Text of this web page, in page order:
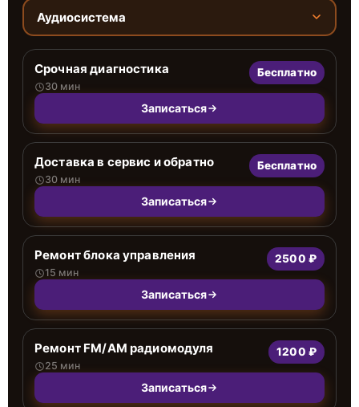
Аудиосистема
Срочная диагностика
30 мин
Бесплатно
Записаться
Доставка в сервис и обратно
30 мин
Бесплатно
Записаться
Ремонт блока управления
15 мин
2500 ₽
Записаться
Ремонт FM/AM радиомодуля
25 мин
1200 ₽
Записаться